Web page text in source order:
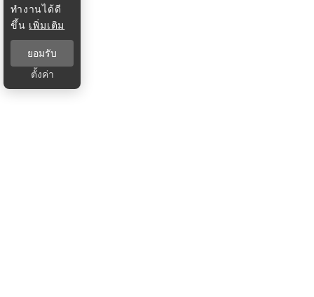
ทำงานได้ดี
ขึ้น เพิ่มเติม
ยอมรับ
ตั้งค่า